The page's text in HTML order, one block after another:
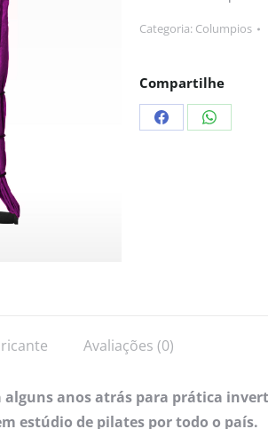
Categoria: Columpios
Compartilhe
Avaliações (0)
anos atrás para prática
estúdio de pilates por todo o país.